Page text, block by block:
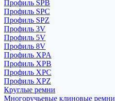
Профиль SPB
Профиль SPC
Профиль SPZ
Профиль 3V
Профиль 5V
Профиль 8V
Профиль XPA
Профиль XPB
Профиль XPC
Профиль XPZ
Круглые ремни
Многоручьевые клиновые ремни